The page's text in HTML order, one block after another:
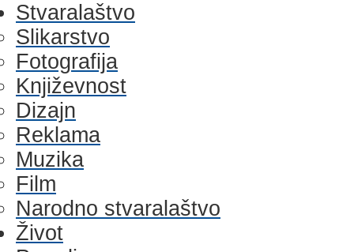
Stvaralaštvo
Slikarstvo
Fotografija
Književnost
Dizajn
Reklama
Muzika
Film
Narodno stvaralaštvo
Život